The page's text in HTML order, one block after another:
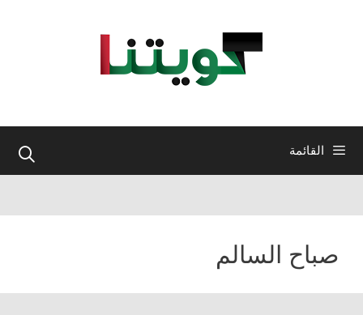
القائمة
صباح السالم